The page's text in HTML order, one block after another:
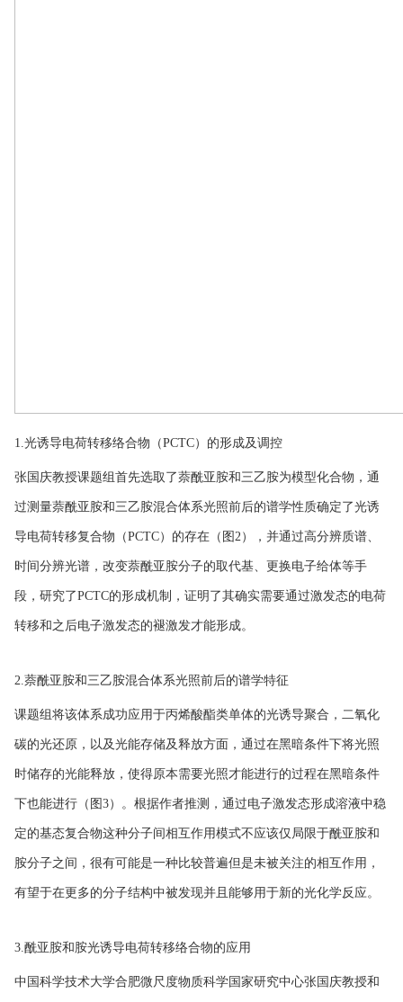
1.光诱导电荷转移络合物（PCTC）的形成及调控
张国庆教授课题组首先选取了萘酰亚胺和三乙胺为模型化合物，通
过测量萘酰亚胺和三乙胺混合体系光照前后的谱学性质确定了光诱
导电荷转移复合物（PCTC）的存在（图2），并通过高分辨质谱、
时间分辨光谱，改变萘酰亚胺分子的取代基、更换电子给体等手
段，研究了PCTC的形成机制，证明了其确实需要通过激发态的电荷
转移和之后电子激发态的褪激发才能形成。
2.萘酰亚胺和三乙胺混合体系光照前后的谱学特征
课题组将该体系成功应用于丙烯酸酯类单体的光诱导聚合，二氧化
碳的光还原，以及光能存储及释放方面，通过在黑暗条件下将光照
时储存的光能释放，使得原本需要光照才能进行的过程在黑暗条件
下也能进行（图3）。根据作者推测，通过电子激发态形成溶液中稳
定的基态复合物这种分子间相互作用模式不应该仅局限于酰亚胺和
胺分子之间，很有可能是一种比较普遍但是未被关注的相互作用，
有望于在更多的分子结构中被发现并且能够用于新的光化学反应。
3.酰亚胺和胺光诱导电荷转移络合物的应用
中国科学技术大学合肥微尺度物质科学国家研究中心张国庆教授和